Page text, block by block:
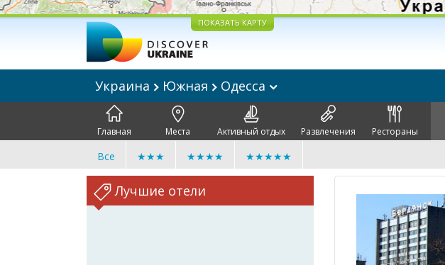
ПОКАЗАТЬ КАРТУ
Украина Южная Одесса
Главная Места Активный отдых Развлечения Рестораны
Все ★★★ ★★★★ ★★★★★
Лучшие отели